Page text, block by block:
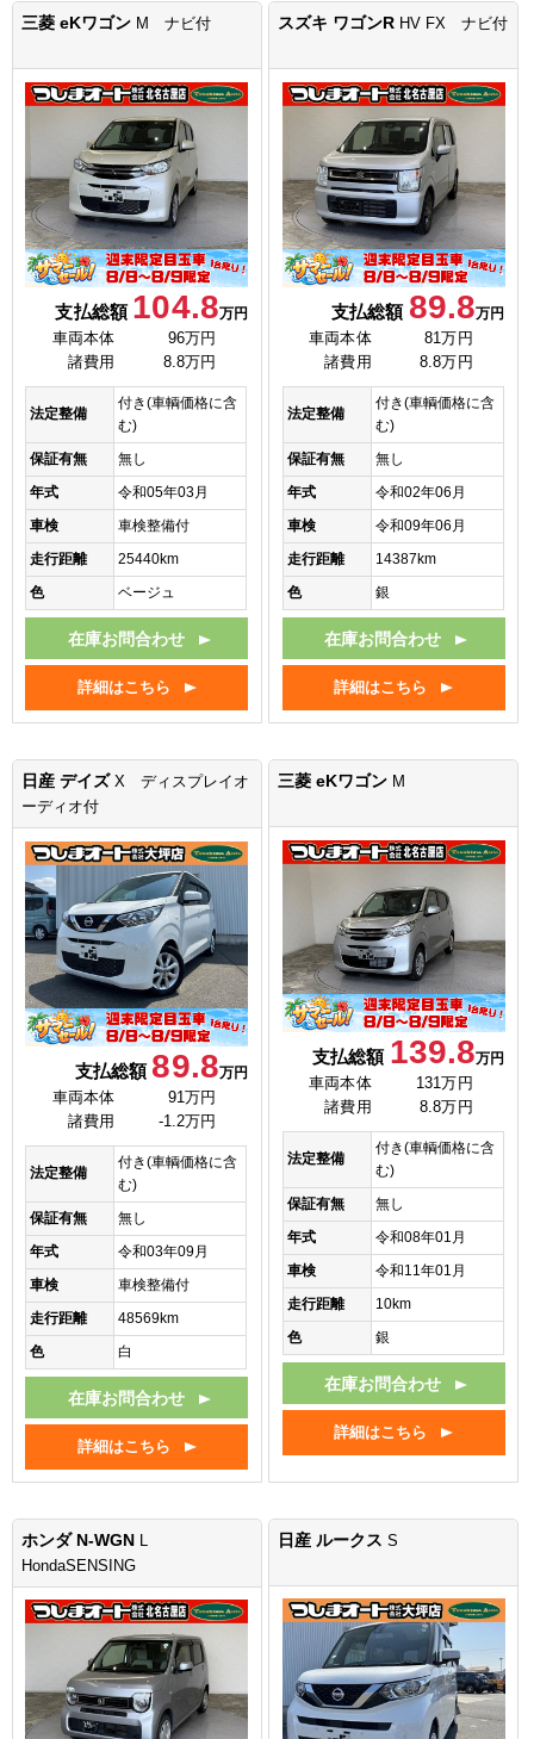
三菱 eKワゴン M ナビ付
支払総額 104.8万円
車両本体
96万円
諸費用
8.8万円
法定整備
付き(車輌価格に含
む)
保証有無
無し
年式
令和05年03月
車検
車検整備付
走行距離
25440km
色
ベージュ
在庫お問合わせ
詳細はこちら
スズキ ワゴンR HV FX ナビ付
支払総額 89.8万円
車両本体
81万円
諸費用
8.8万円
法定整備
付き(車輌価格に含
む)
保証有無
無し
年式
令和02年06月
車検
令和09年06月
走行距離
14387km
色
銀
在庫お問合わせ
詳細はこちら
日産 デイズ X ディスプレイオ
ーディオ付
支払総額 89.8万円
車両本体
91万円
諸費用
-1.2万円
法定整備
付き(車輌価格に含
む)
保証有無
無し
年式
令和03年09月
車検
車検整備付
走行距離
48569km
色
白
在庫お問合わせ
詳細はこちら
三菱 eKワゴン M
支払総額 139.8万円
車両本体
131万円
諸費用
8.8万円
法定整備
付き(車輌価格に含
む)
保証有無
無し
年式
令和08年01月
車検
令和11年01月
走行距離
10km
色
銀
在庫お問合わせ
詳細はこちら
ホンダ N-WGN L
HondaSENSING
日産 ルークスS